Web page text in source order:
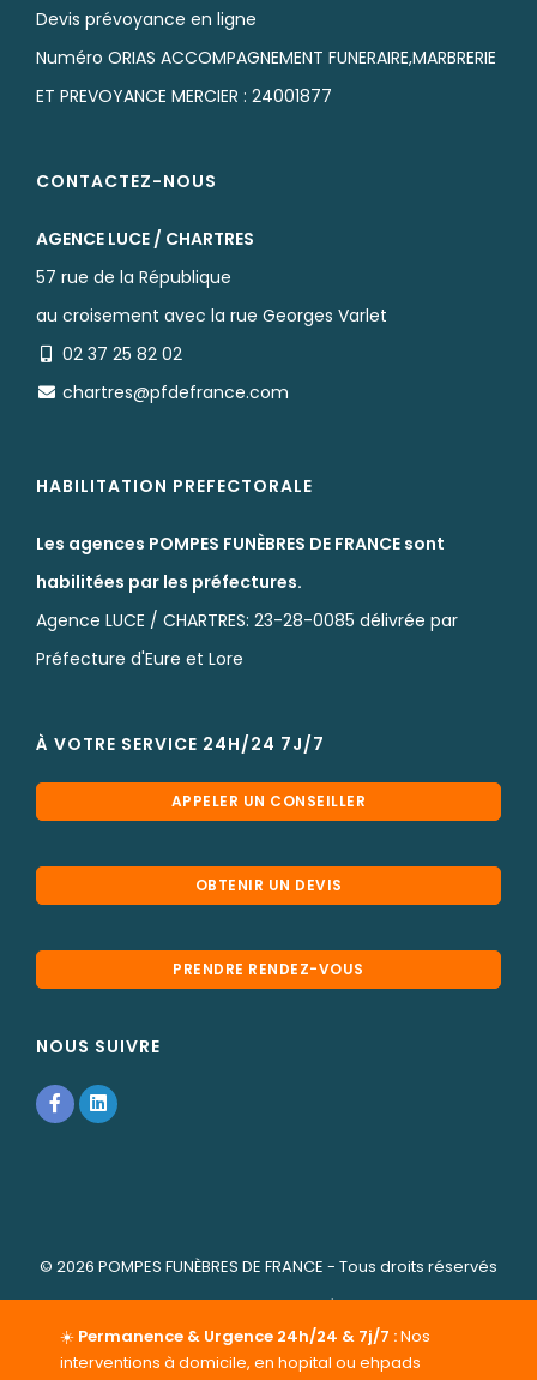
Devis prévoyance en ligne
Numéro ORIAS ACCOMPAGNEMENT FUNERAIRE,MARBRERIE
ET PREVOYANCE MERCIER : 24001877
CONTACTEZ-NOUS
AGENCE LUCE / CHARTRES
57 rue de la République
au croisement avec la rue Georges Varlet
02 37 25 82 02
chartres@pfdefrance.com
HABILITATION PREFECTORALE
Les agences POMPES FUNÈBRES DE FRANCE sont
habilitées par les préfectures.
Agence LUCE / CHARTRES: 23-28-0085 délivrée par
Préfecture d'Eure et Lore
À VOTRE SERVICE 24H/24 7J/7
APPELER UN CONSEILLER
OBTENIR UN DEVIS
PRENDRE RENDEZ-VOUS
NOUS SUIVRE
© 2026 POMPES FUNÈBRES DE FRANCE - Tous droits réservés
-Cookies-Mentions légales
POMPES FUNÈBRES DE FRANCE vous propose ses services
de pompes funèbres et marbrerie funéraire dans le
☀️ Permanence & Urgence 24h/24 & 7j/7 :Nos
interventions à domicile, en hopital ou ehpads